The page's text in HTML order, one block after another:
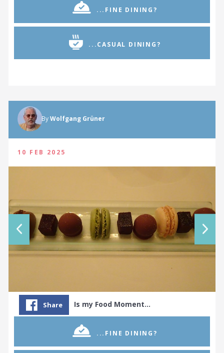
...FINE DINING?
...CASUAL DINING?
ByWolfgang Grüner
10 FEB 2025
Share Is my Food Moment…
...FINE DINING?